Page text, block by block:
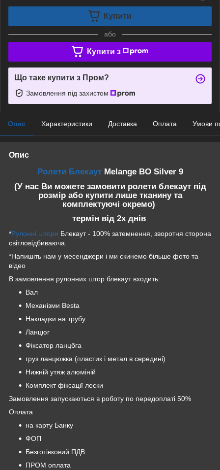
Купити
або
Купити з
Що таке купити з Пром?
Замовлення під захистом
Опис Характеристики Доставка Оплата Умови
Опис
Ролети БлекаутMelange BO Silver 9
(У нас Ви можете замовити ролети блекаут під
розмір або купити лише тканину та
комплектуючі окремо)
термін від 2х днів
*Рулонні штори Блекаут - 100% затемнення, зворотня сторона
світловідбиваюча.
*Напишіть нам у месенджери і ми скинемо більше фото та
відео
В замовлення рулонних штор блекаут входить:
Вал
Механізми Besta
Накладки на трубу
Ланцюг
Фіксатор ланцбга
груз ланцюжка (пластик і метал в середині)
Нижній утяж алюміній
Комплект фіксації лески
Замовлення запускаються в роботу по передоплаті 50%
Оплата
на карту Банку
ФОП
Безготівковий ПДВ
ПРОМ оплата